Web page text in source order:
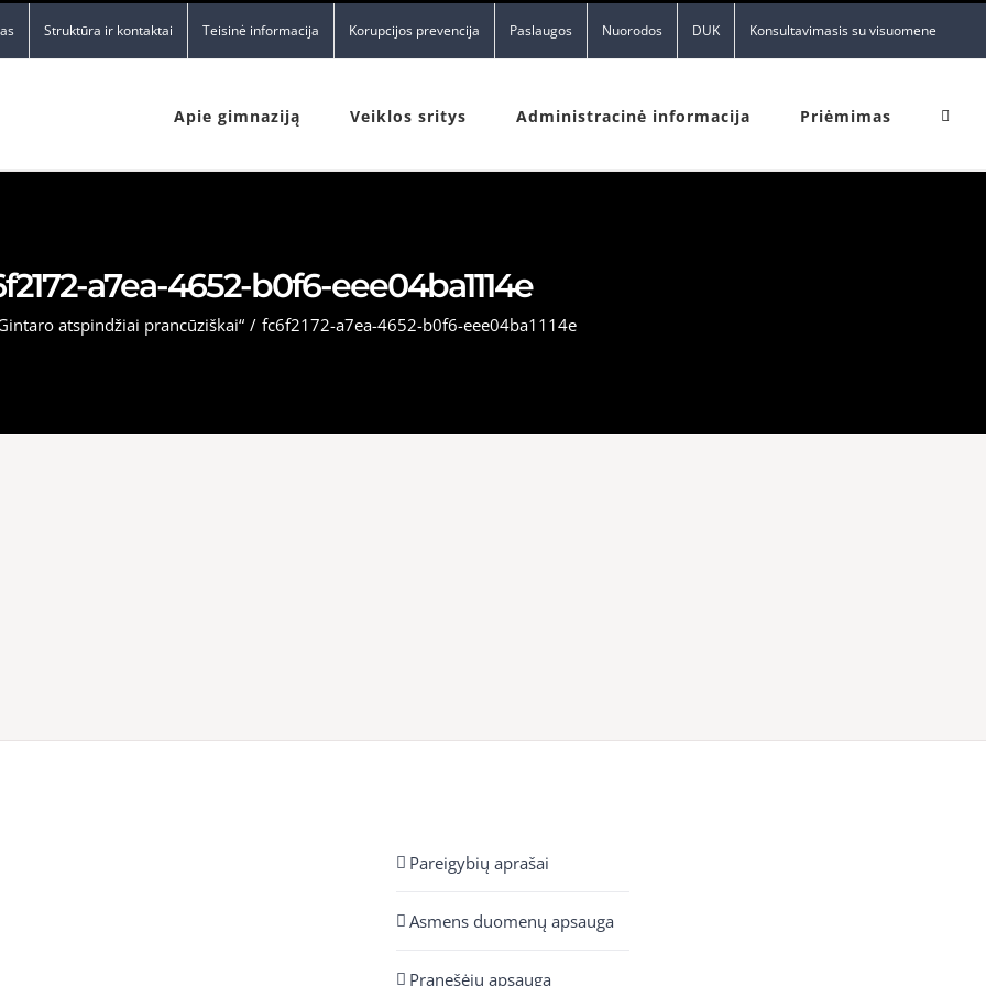
Struktūra ir kontaktai Teisinė informacija Korupcijos prevencija Paslaugos Nuorodos DUK Konsultavimasis su visuomene
Apie gimnaziją Veiklos sritys Administracinė informacija Priėmimas
a7ea-4652-b0f6-eee04ba1114e
atspindžiai prancūziškai“ / fc6f2172-a7ea-4652-b0f6-eee04ba1114e
Pareigybių aprašai
Asmens duomenų apsauga
Pranešėjų apsauga